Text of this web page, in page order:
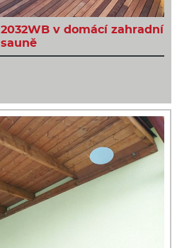
2032WB v domácí zahradní
sauně